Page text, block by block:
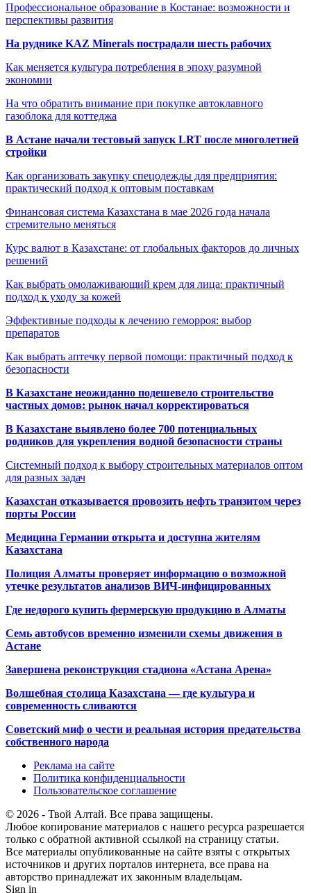
Профессиональное образование в Костанае: возможности и
перспективы развития
На руднике KAZ Minerals пострадали шесть рабочих
Как меняется культура потребления в эпоху разумной
экономии
На что обратить внимание при покупке автоклавного
газоблока для коттеджа
В Астане начали тестовый запуск LRT после многолетней
стройки
Как организовать закупку спецодежды для предприятия:
практический подход к оптовым поставкам
Финансовая система Казахстана в мае 2026 года начала
стремительно меняться
Курс валют в Казахстане: от глобальных факторов до личных
решений
Как выбрать омолаживающий крем для лица: практичный
подход к уходу за кожей
Эффективные подходы к лечению геморроя: выбор
препаратов
Как выбрать аптечку первой помощи: практичный подход к
безопасности
В Казахстане неожиданно подешевело строительство
частных домов: рынок начал корректироваться
В Казахстане выявлено более 700 потенциальных
родников для укрепления водной безопасности страны
Системный подход к выбору строительных материалов оптом
для разных задач
Казахстан отказывается провозить нефть транзитом через
порты России
Медицина Германии открыта и доступна жителям
Казахстана
Полиция Алматы проверяет информацию о возможной
утечке результатов анализов ВИЧ-инфицированных
Где недорого купить фермерскую продукцию в Алматы
Семь автобусов временно изменили схемы движения в
Астане
Завершена реконструкция стадиона «Астана Арена»
Волшебная столица Казахстана — где культура и
современность сливаются
Советский миф о чести и реальная история предательства
собственного народа
Реклама на сайте
Политика конфиденциальности
Пользовательское соглашение
© 2026 - Твой Алтай. Все права защищены.
Любое копирование материалов с нашего ресурса разрешается
только с обратной активной ссылкой на страницу статьи.
Все материалы опубликованные на сайте взяты с открытых
источников и других порталов интернета, все права на
авторство принадлежат их законным владельцам.
Sign in